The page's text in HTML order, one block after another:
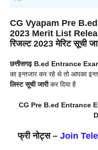
CG Vyapam Pre
2023 Merit List
रिजल्ट 2023 मेरिट सूची
छत्तीसगढ़ B.ed Entrance
का इन्तजार कर रहे थे तो आपका
लिस्ट सूची जारीकर दिया है
CG Pre B.ed Entrance
फ्री नोट्स – Join